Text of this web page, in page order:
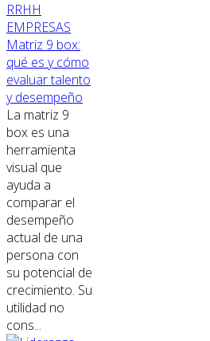
RRHH
EMPRESAS
Matriz 9 box:
qué es y cómo
evaluar talento
y desempeño
La matriz 9
box es una
herramienta
visual que
ayuda a
comparar el
desempeño
actual de una
persona con
su potencial de
crecimiento. Su
utilidad no
cons...